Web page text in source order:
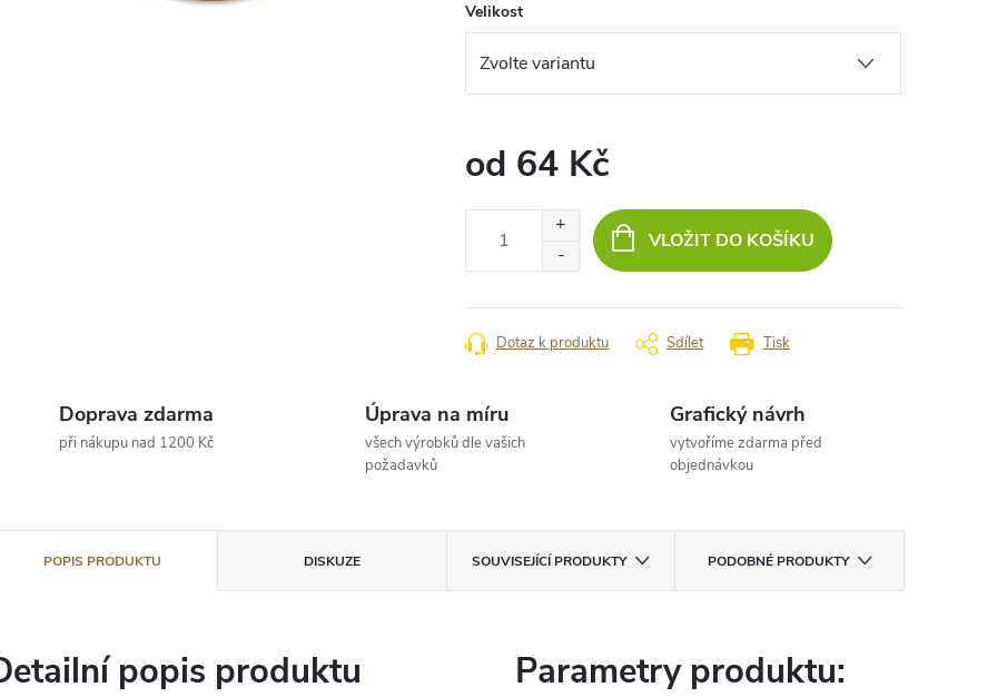
Velikost
od 64 Kč
VLOŽIT DO KOŠÍKU
Tisk
Dotaz k produktu Sdílet
Doprava zdarma
při nákupu nad 1200 Kč
Úprava na míru
všech výrobků dle vašich
požadavků
Grafický návrh
vytvoříme zdarma před
objednávkou
POPIS PRODUKTU DISKUZE SOUVISEJÍCÍ PRODUKTY PODOBNÉ PRODUKTY
popis produktu Parametry produktu: